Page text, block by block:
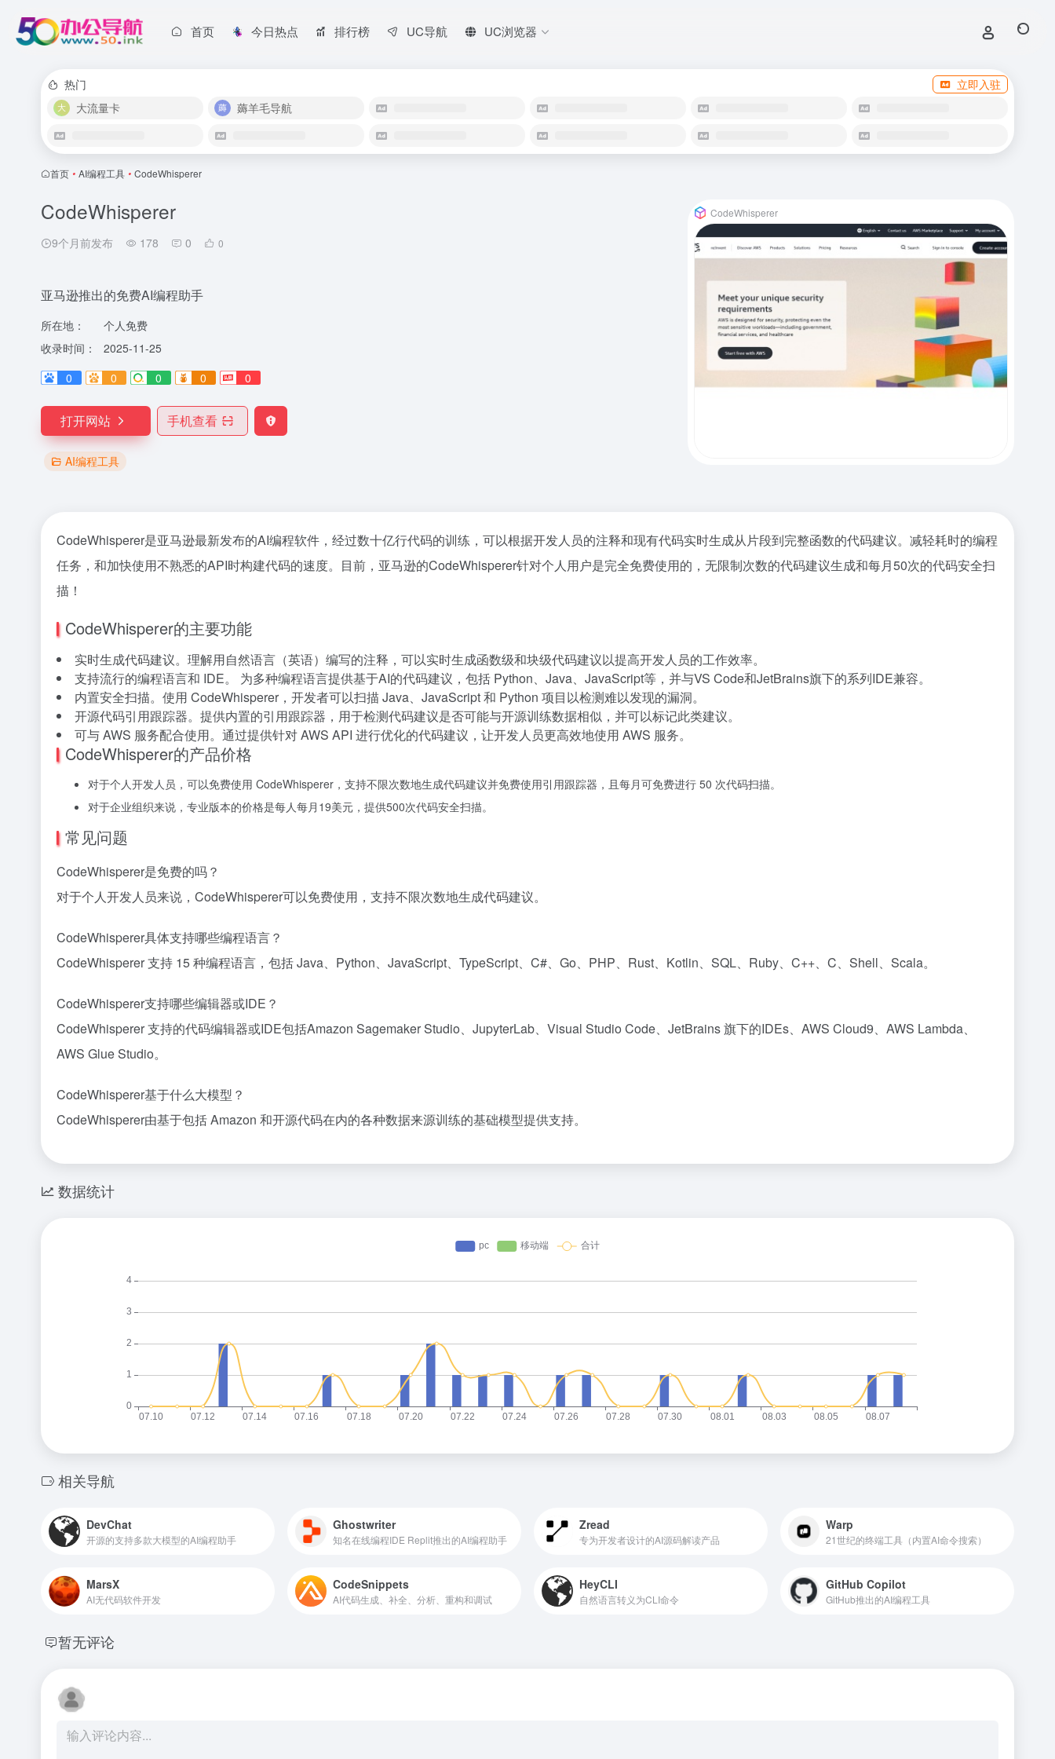
首页 今日热点 排行榜 UC导航 UC浏览器
热门
立即入驻
大流量卡
薅羊毛导航
首页 • AI编程工具 • CodeWhisperer
CodeWhisperer
9个月前发布 178 0 0
亚马逊推出的免费AI编程助手
所在地：
个人免费
收录时间：
2025-11-25
0
0 0 0 0
打开网站 手机查看
AI编程工具
CodeWhisperer
CodeWhisperer是亚马逊最新发布的AI编程软件，经过数十亿行代码的训练，可以根据开发人员的注释和现有代码实时生成从片段到完整函数的代码建议。减轻耗时的编程
任务，和加快使用不熟悉的API时构建代码的速度。目前，亚马逊的CodeWhisperer针对个人用户是完全免费使用的，无限制次数的代码建议生成和每月50次的代码安全扫
描！
CodeWhisperer的主要功能
实时生成代码建议。理解用自然语言（英语）编写的注释，可以实时生成函数级和块级代码建议以提高开发人员的工作效率。
支持流行的编程语言和 IDE。 为多种编程语言提供基于AI的代码建议，包括 Python、Java、JavaScript等，并与VS Code和JetBrains旗下的系列IDE兼容。
内置安全扫描。使用 CodeWhisperer，开发者可以扫描 Java、JavaScript 和 Python 项目以检测难以发现的漏洞。
开源代码引用跟踪器。提供内置的引用跟踪器，用于检测代码建议是否可能与开源训练数据相似，并可以标记此类建议。
可与 AWS 服务配合使用。通过提供针对 AWS API 进行优化的代码建议，让开发人员更高效地使用 AWS 服务。
CodeWhisperer的产品价格
对于个人开发人员，可以免费使用 CodeWhisperer，支持不限次数地生成代码建议并免费使用引用跟踪器，且每月可免费进行 50 次代码扫描。
对于企业组织来说，专业版本的价格是每人每月19美元，提供500次代码安全扫描。
常见问题
CodeWhisperer是免费的吗？
对于个人开发人员来说，CodeWhisperer可以免费使用，支持不限次数地生成代码建议。
CodeWhisperer具体支持哪些编程语言？
CodeWhisperer 支持 15 种编程语言，包括 Java、Python、JavaScript、TypeScript、C#、Go、PHP、Rust、Kotlin、SQL、Ruby、C++、C、Shell、Scala。
CodeWhisperer支持哪些编辑器或IDE？
CodeWhisperer 支持的代码编辑器或IDE包括Amazon Sagemaker Studio、JupyterLab、Visual Studio Code、JetBrains 旗下的IDEs、AWS Cloud9、AWS Lambda、
AWS Glue Studio。
CodeWhisperer基于什么大模型？
CodeWhisperer由基于包括 Amazon 和开源代码在内的各种数据来源训练的基础模型提供支持。
数据统计
相关导航
DevChat
开源的支持多款大模型的AI编程助手
Ghostwriter
知名在线编程IDE Replit推出的AI编程助手
Zread
专为开发者设计的AI源码解读产品
Warp
21世纪的终端工具（内置AI命令搜索）
MarsX
AI无代码软件开发
CodeSnippets
AI代码生成、补全、分析、重构和调试
HeyCLI
自然语言转义为CLI命令
GitHub Copilot
GitHub推出的AI编程工具
暂无评论